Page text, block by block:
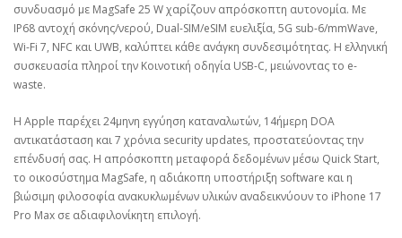
συνδυασμό με MagSafe 25 W χαρίζουν απρόσκοπτη αυτονομία. Με
IP68 αντοχή σκόνης/νερού, Dual-SIM/eSIM ευελιξία, 5G sub-6/mmWave,
Wi-Fi 7, NFC και UWB, καλύπτει κάθε ανάγκη συνδεσιμότητας. Η ελληνική
συσκευασία πληροί την Κοινοτική οδηγία USB-C, μειώνοντας το e-
waste.
Η Apple παρέχει 24μηνη εγγύηση καταναλωτών, 14ήμερη DOA
αντικατάσταση και 7 χρόνια security updates, προστατεύοντας την
επένδυσή σας. Η απρόσκοπτη μεταφορά δεδομένων μέσω Quick Start,
το οικοσύστημα MagSafe, η αδιάκοπη υποστήριξη software και η
βιώσιμη φιλοσοφία ανακυκλωμένων υλικών αναδεικνύουν το iPhone 17
Pro Max σε αδιαφιλονίκητη επιλογή.